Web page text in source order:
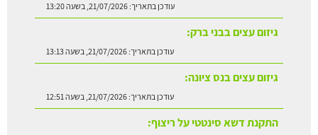
עודכן בתאריך:21/07/2026, בשעה 13:20
גיזום עצים בבני ברק:
עודכן בתאריך:21/07/2026, בשעה 13:13
גיזום עצים בנס ציונה:
עודכן בתאריך:21/07/2026, בשעה 12:51
התקנת דשא סינטטי על ריצוף: